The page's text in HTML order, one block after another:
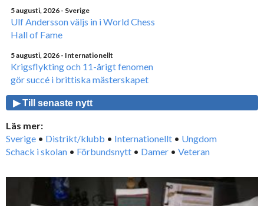
5 augusti, 2026 - Sverige
Ulf Andersson väljs in i World Chess
Hall of Fame
5 augusti, 2026 - Internationellt
Krigsflykting och 11-årigt fenomen
gör succé i brittiska mästerskapet
▶ Till senaste nytt
Läs mer:
Sverige • Distrikt/klubb • Internationellt • Ungdom
Schack i skolan • Förbundsnytt • Damer • Veteran